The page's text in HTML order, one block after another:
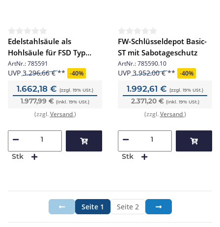
Edelstahlsäule als
Hohlsäule für FSD Typ
basic
ArtNr.:785591
UVP 3.296,66 € -40%
1.662,18 € (zzgl. 19% USt.)
1.977,99 € (inkl. 19% USt.)
(zzgl.Versand)
Stk
FW-Schlüsseldepot Basic-
ST mit Sabotageschutz
ArtNr.:785590.10
UVP 3.952,00 € -40%
1.992,61 € (zzgl. 19% USt.)
2.371,20 € (inkl. 19% USt.)
(zzgl.Versand)
Stk
Seite1 Seite 2